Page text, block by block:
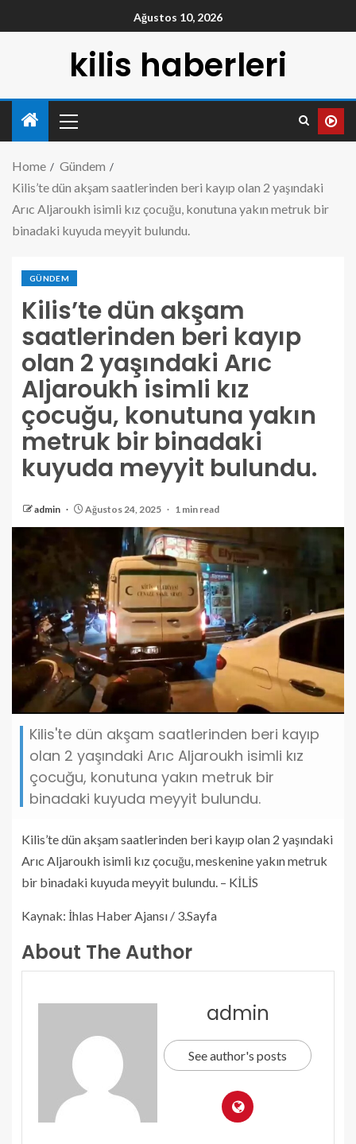
Ağustos 10, 2026
kilis haberleri
Home
Gündem
Kilis’te dün akşam saatlerinden beri kayıp olan 2 yaşındaki
Arıc Aljaroukh isimli kız çocuğu, konutuna yakın metruk bir
binadaki kuyuda meyyit bulundu.
GÜNDEM
Kilis’te dün akşam
saatlerinden beri kayıp
olan 2 yaşındaki Arıc
Aljaroukh isimli kız
çocuğu, konutuna yakın
metruk bir binadaki
kuyuda meyyit bulundu.
admin Ağustos 24, 2025 1 min read
Kilis'te dün akşam saatlerinden beri kayıp
olan 2 yaşındaki Arıc Aljaroukh isimli kız
çocuğu, konutuna yakın metruk bir
binadaki kuyuda meyyit bulundu.
Kilis’te dün akşam saatlerinden beri kayıp olan 2 yaşındaki
Arıc Aljaroukh isimli kız çocuğu, meskenine yakın metruk
bir binadaki kuyuda meyyit bulundu. – KİLİS
Kaynak: İhlas Haber Ajansı / 3.Sayfa
About The Author
admin
See author's posts